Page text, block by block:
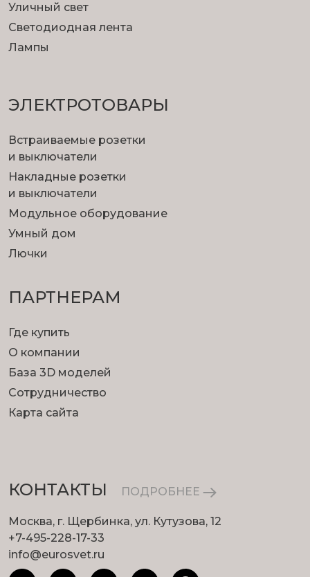
Уличный свет
Светодиодная лента
Лампы
ЭЛЕКТРОТОВАРЫ
Встраиваемые розетки
и выключатели
Накладные розетки
и выключатели
Модульное оборудование
Умный дом
Лючки
ПАРТНЕРАМ
Где купить
О компании
База 3D моделей
Сотрудничество
Карта сайта
КОНТАКТЫ ПОДРОБНЕЕ
Москва, г. Щербинка, ул. Кутузова, 12
+7-495-228-17-33
info@eurosvet.ru